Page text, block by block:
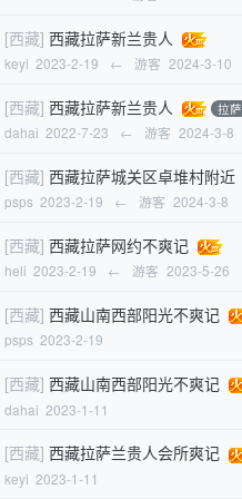
[西藏] 西藏拉萨新兰贵人
keyi 2023-2-19 ← 游客 2024-3-10
[西藏] 西藏拉萨新兰贵人 拉萨
dahai 2022-7-23 ← 游客 2024-3-8
[西藏] 西藏拉萨城关区卓堆村附近
psps 2023-2-19 ← 游客 2024-3-8
[西藏] 西藏拉萨网约不爽记
heli 2023-2-19 ← 游客 2023-5-26
[西藏] 西藏山南西部阳光不爽记
psps 2023-2-19
[西藏] 西藏山南西部阳光不爽记
dahai 2023-1-11
[西藏] 西藏拉萨兰贵人会所爽记
keyi 2023-1-11